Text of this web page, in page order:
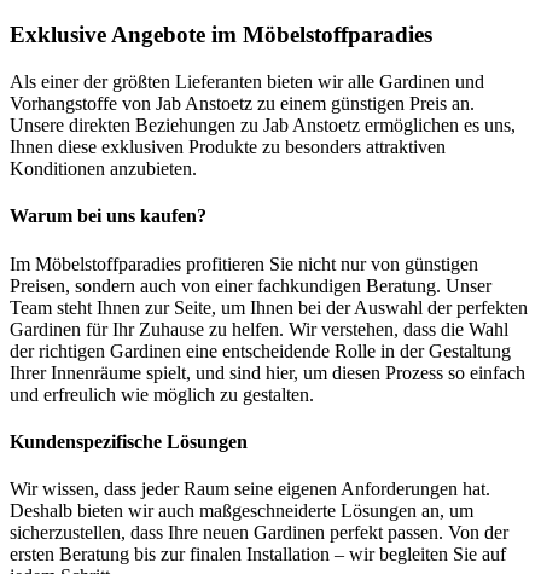
Exklusive Angebote im Möbelstoffparadies
Als einer der größten Lieferanten bieten wir alle Gardinen und
Vorhangstoffe von Jab Anstoetz zu einem günstigen Preis an.
Unsere direkten Beziehungen zu Jab Anstoetz ermöglichen es uns,
Ihnen diese exklusiven Produkte zu besonders attraktiven
Konditionen anzubieten.
Warum bei uns kaufen?
Im Möbelstoffparadies profitieren Sie nicht nur von günstigen
Preisen, sondern auch von einer fachkundigen Beratung. Unser
Team steht Ihnen zur Seite, um Ihnen bei der Auswahl der perfekten
Gardinen für Ihr Zuhause zu helfen. Wir verstehen, dass die Wahl
der richtigen Gardinen eine entscheidende Rolle in der Gestaltung
Ihrer Innenräume spielt, und sind hier, um diesen Prozess so einfach
und erfreulich wie möglich zu gestalten.
Kundenspezifische Lösungen
Wir wissen, dass jeder Raum seine eigenen Anforderungen hat.
Deshalb bieten wir auch maßgeschneiderte Lösungen an, um
sicherzustellen, dass Ihre neuen Gardinen perfekt passen. Von der
ersten Beratung bis zur finalen Installation – wir begleiten Sie auf